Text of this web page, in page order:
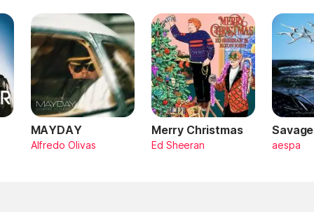
MAYDAY
Alfredo Olivas
Merry Christmas
Ed Sheeran
Savage
aespa